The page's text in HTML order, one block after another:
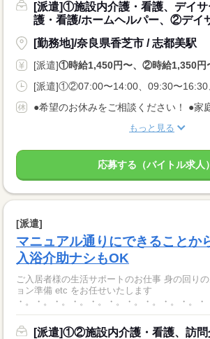
[派遣]①施設内介護・看護、デイ
護・看護/ホームヘルパー、②デイ
[勤務地]/奈良県香芝市 / 志都美駅
[派遣]①時給1,450円〜、②時給1,350円
[派遣]①②07:00〜14:00、09:30〜16:30
もっと見る
応募する（バイトル求人）
[派遣]
マニュアル通りにできることか
入浴介助ナシもOK
ご入居者様の生活サポートのお仕事 身の回り
ョン準備 etc をお任せいたします
・。・。・。・。・。・。・。・。・。・。・
[派遣]①②施設内介護・看護、訪問